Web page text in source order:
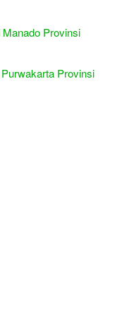
Provinsi
Provinsi